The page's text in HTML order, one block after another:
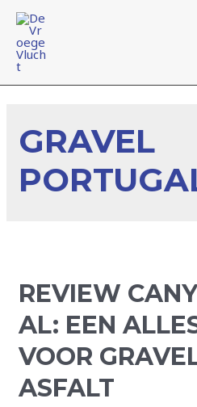
Doorgaan
naar
inhoud
GRAVEL
REVIEW
AL: EEN
VOOR
ASFALT